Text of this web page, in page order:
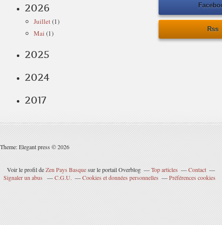
2026
Juillet(1)
Mai (1)
2025
2024
2017
Rss
Theme: Elegant press © 2026
Voir le profil deZen Pays Basquesur le portail Overblog Top articles
Contact
Signaler un abus
C.G.U. Cookies et données personnelles Préférences cookies